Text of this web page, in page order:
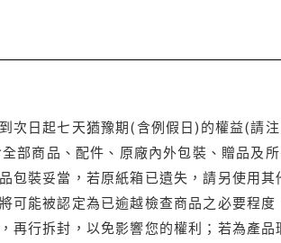
次日起七天猶豫期(含例假日)的權益(請
部商品、配件、原廠內外包裝、贈品及
包裝妥當，若原紙箱已遺失，請另使用
可能被認定為已逾越檢查商品之必要程
再行拆封，以免影響您的權利；若為產